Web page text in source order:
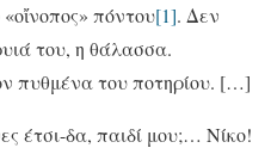
πόντου[1]. Δεν
του, η θάλασσα.
πυθμένα του ποτηρίου. […]
έτσι-δα, παιδί μου;… Νίκο!